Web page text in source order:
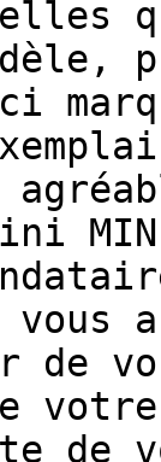
vous
de
de